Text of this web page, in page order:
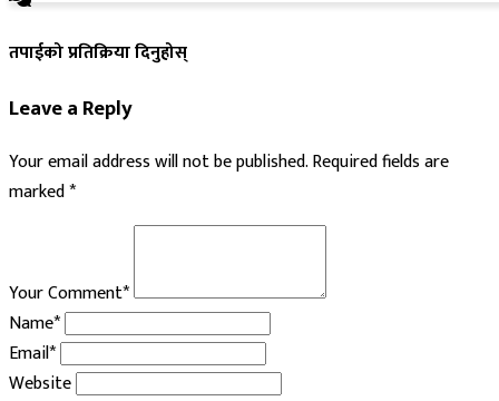
तपाईको प्रतिक्रिया दिनुहोस्
Leave a Reply
Your email address will not be published.Required fields are
marked*
Your Comment*
Name*
Email*
Website